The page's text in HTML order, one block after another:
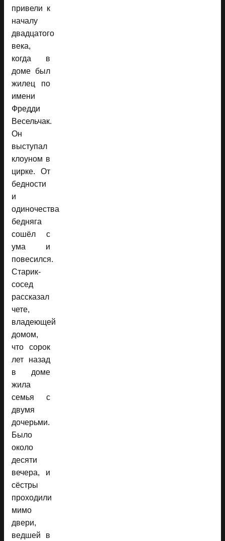
привели к
началу
двадцатого
века,
когда в
доме был
жилец по
имени
Фредди
Весельчак.
Он
выступал
клоуном в
цирке. От
бедности
и
одиночества
бедняга
сошёл с
ума и
повесился.
Старик-
сосед
рассказал
чете,
владеющей
домом,
что сорок
лет назад
в доме
жила
семья с
двумя
дочерьми.
Было
около
десяти
вечера, и
сёстры
проходили
мимо
двери,
ведшей в